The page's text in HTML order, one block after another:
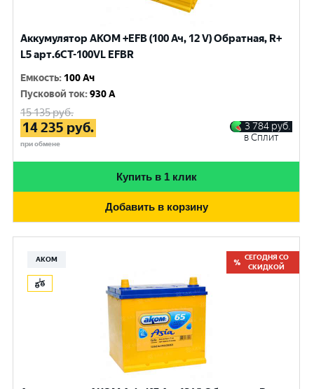
Аккумулятор AKOM +EFB (100 Ач, 12 V) Обратная, R+
L5 арт.6СТ-100VL EFBR
Емкость: 100 Ач
Пусковой ток:930 A
15 135руб.
14 235 руб.
при обмене
3 784 руб.
в Сплит
Купить в 1 клик
Добавить в корзину
АКОМ
СЕГОДНЯ СО
СКИДКОЙ